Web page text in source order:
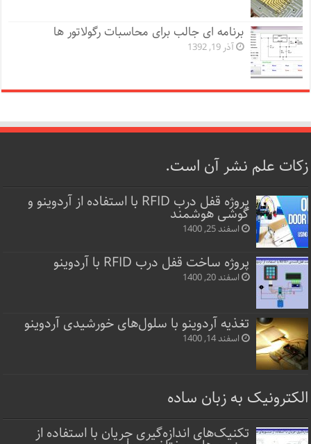
برنامه ای جالب برای محاسبات رگولاتور ها
آذر 19, 1392
زکات علم نشر آن است.
پروژه قفل‌ درب RFID با استفاده از آردوینو و
گوشی هوشمند
اسفند 25, 1400
پروژه ساخت قفل‌ درب RFID با آردوینو
اسفند 20, 1400
تغذیه آردوینو با سلول‌های خورشیدی آردوینو
اسفند 14, 1400
الکترونیک به زبان ساده
تکنیک‌های اندازه‌گیری جریان با استفاده از